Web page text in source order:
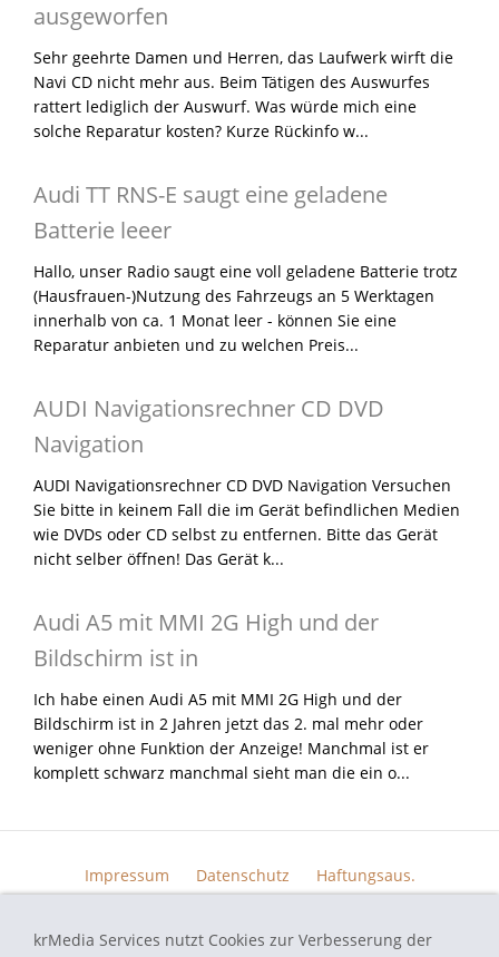
ausgeworfen
Sehr geehrte Damen und Herren, das Laufwerk wirft die
Navi CD nicht mehr aus. Beim Tätigen des Auswurfes
rattert lediglich der Auswurf. Was würde mich eine
solche Reparatur kosten? Kurze Rückinfo w...
Audi TT RNS-E saugt eine geladene
Batterie leeer
Hallo, unser Radio saugt eine voll geladene Batterie trotz
(Hausfrauen-)Nutzung des Fahrzeugs an 5 Werktagen
innerhalb von ca. 1 Monat leer - können Sie eine
Reparatur anbieten und zu welchen Preis...
AUDI Navigationsrechner CD DVD
Navigation
AUDI Navigationsrechner CD DVD Navigation Versuchen
Sie bitte in keinem Fall die im Gerät befindlichen Medien
wie DVDs oder CD selbst zu entfernen. Bitte das Gerät
nicht selber öffnen! Das Gerät k...
Audi A5 mit MMI 2G High und der
Bildschirm ist in
Ich habe einen Audi A5 mit MMI 2G High und der
Bildschirm ist in 2 Jahren jetzt das 2. mal mehr oder
weniger ohne Funktion der Anzeige! Manchmal ist er
komplett schwarz manchmal sieht man die ein o...
Impressum Datenschutz
Haftungsaus.
Funktionsgarantie
krMedia Services nutzt Cookies zur Verbesserung der